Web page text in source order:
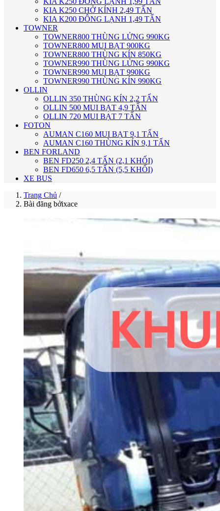
KIA K250 CHỞ KÍNH 2,49 TẤN
KIA K200 ĐÔNG LẠNH 1,49 TẤN
TOWNER
TOWNER800 THÙNG LỬNG 990KG
TOWNER800 MUI BẠT 900KG
TOWNER800 THÙNG KÍN 850KG
TOWNER990 THÙNG LỬNG 990KG
TOWNER990 MUI BẠT 990KG
TOWNER990 THÙNG KÍN 990KG
OLLIN
OLLIN 350 THÙNG KÍN 2,2 TẤN
OLLIN 500 MUI BẠT 4,9 TẤN
OLLIN 720 MUI BẠT 7 TẤN
FOTON
AUMAN C160 MUI BẠT 9,1 TẤN
AUMAN C160 THÙNG KÍN 9,1 TẤN
BEN FORLAND
BEN FD250 2,4 TẤN (2,1 KHỐI)
BEN FD650 6,5 TẤN (5,5 KHỐI)
XE BUS
Trang Chủ /
Bài đăng bởixace